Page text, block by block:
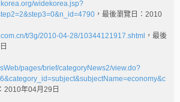
widekorea.jsp?
，最後瀏覽日：2010
t/3g/2010-04-28/10344121917.shtml ，最後
pages/brief/categoryNews2/view.do?
2010年04月29日